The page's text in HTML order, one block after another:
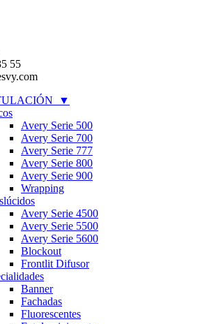
55
▼
Avery Serie 500
Avery Serie 700
Avery Serie 777
Avery Serie 800
Avery Serie 900
Wrapping
Avery Serie 4500
Avery Serie 5500
Avery Serie 5600
Blockout
Frontlit Difusor
Banner
Fachadas
Fluorescentes